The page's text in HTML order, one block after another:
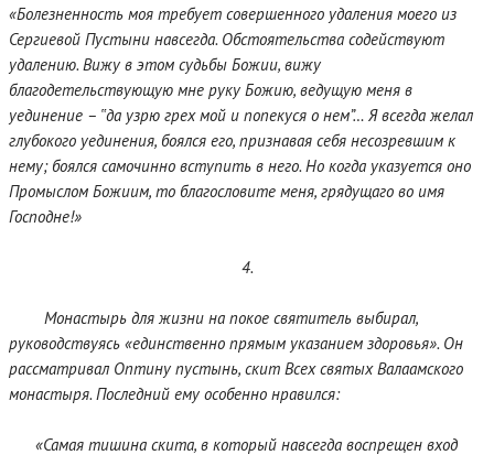
«Болезненность моя требует совершенного удаления моего из
Сергиевой Пустыни навсегда. Обстоятельства содействуют
удалению. Вижу в этом судьбы Божии, вижу
благодетельствующую мне руку Божию, ведущую меня в
уединение – ‟да узрю грех мой и попекуся о нем”… Я всегда желал
глубокого уединения, боялся его, признавая себя несозревшим к
нему; боялся самочинно вступить в него. Но когда указуется оно
Промыслом Божиим, то благословите меня, грядущаго во имя
Господне!»
4.
Монастырь для жизни на покое святитель выбирал,
руководствуясь «единственно прямым указанием здоровья». Он
рассматривал Оптину пустынь, скит Всех святых Валаамского
монастыря. Последний ему особенно нравился:
«Самая тишина скита, в который навсегда воспрещен вход